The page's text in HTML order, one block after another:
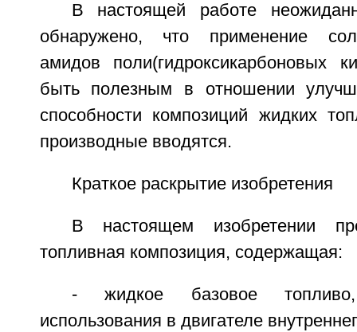
В настоящей работе
обнаружено, что применение
амидов поли(гидроксикарбоновых
быть полезным в отношении
способности композиций жидких
производные вводятся.
Краткое раскрытие изобретения
В настоящем изобретении
топливная композиция, содержащая:
- жидкое базовое
использования в двигателе